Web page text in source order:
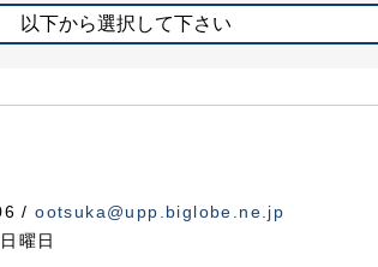
以下から選択して下さい
/ootsuka@upp.biglobe.ne.jp
曜日